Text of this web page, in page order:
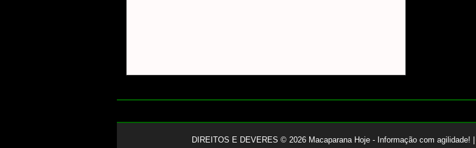
DIREITOS E DEVERES © 2026 Macaparana Hoje - Informação com agilidade! |